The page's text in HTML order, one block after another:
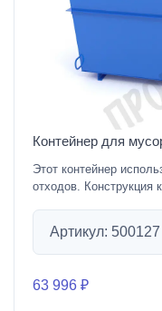
Контейнер для
Этот контейнер
отходов. Конструкция
Артикул: 500127
63 996 ₽